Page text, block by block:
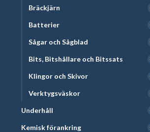
Bräckjärn
Batterier
Sågar och Sågblad
Bits, Bitshållare och Bitssats
Klingor och Skivor
Verktygsväskor
Underhåll
Kemisk förankring